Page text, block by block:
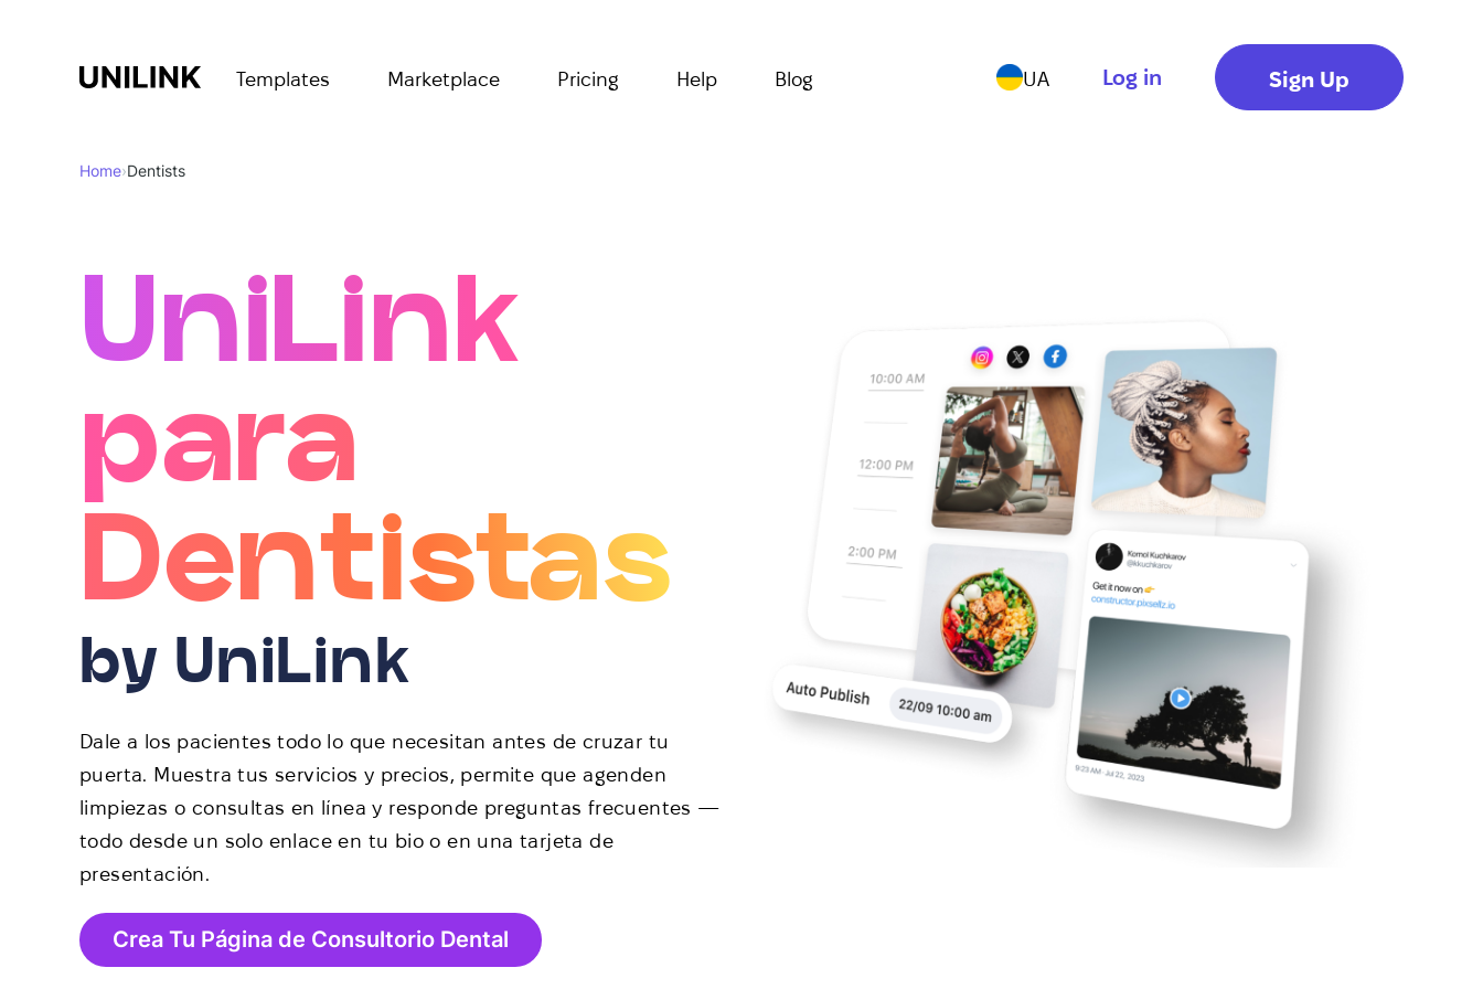
Templates Marketplace Pricing Help Blog UA Log in Sign Up
Home›Dentists
UniLink
para
Dentistas
by UniLink
Dale a los pacientes todo lo que necesitan antes de cruzar tu
puerta. Muestra tus servicios y precios, permite que agenden
limpiezas o consultas en línea y responde preguntas frecuentes —
todo desde un solo enlace en tu bio o en una tarjeta de
presentación.
Crea Tu Página de Consultorio Dental